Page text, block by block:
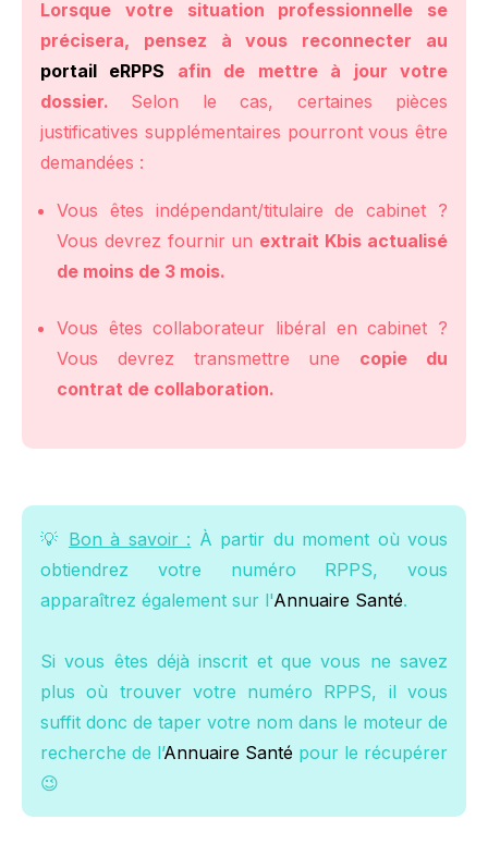
Lorsque votre situation professionnelle se
précisera, pensez à vous reconnecter au
portail eRPPS afin de mettre à jour votre
dossier. Selon le cas, certaines pièces
justificatives supplémentaires pourront vous être
demandées :
Vous êtes indépendant/titulaire de cabinet ?
Vous devrez fournir un extrait Kbis actualisé
de moins de 3 mois.
Vous êtes collaborateur libéral en cabinet ?
Vous devrez transmettre une copie du
contrat de collaboration.
💡 Bon à savoir : À partir du moment où vous
obtiendrez votre numéro RPPS, vous
apparaîtrez également sur l'Annuaire Santé.
Si vous êtes déjà inscrit et que vous ne savez
plus où trouver votre numéro RPPS, il vous
suffit donc de taper votre nom dans le moteur de
recherche de l’Annuaire Santé pour le récupérer
😉